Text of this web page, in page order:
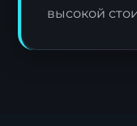
высокой